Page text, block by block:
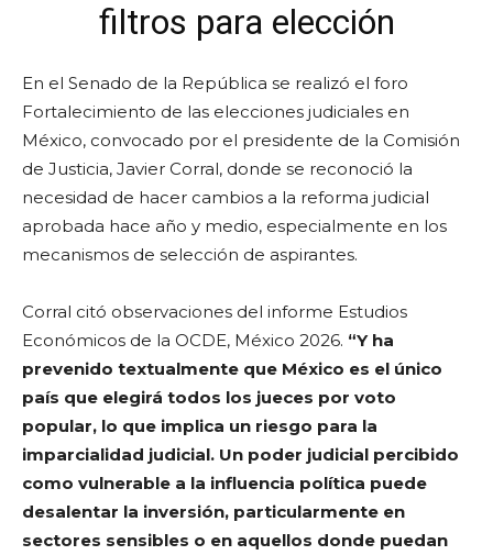
filtros para elección
En el Senado de la República se realizó el foro
Fortalecimiento de las elecciones judiciales en
México, convocado por el presidente de la Comisión
de Justicia, Javier Corral, donde se reconoció la
necesidad de hacer cambios a la reforma judicial
aprobada hace año y medio, especialmente en los
mecanismos de selección de aspirantes.
Corral citó observaciones del informe Estudios
Económicos de la OCDE, México 2026. “Y ha
prevenido textualmente que México es el único
país que elegirá todos los jueces por voto
popular, lo que implica un riesgo para la
imparcialidad judicial. Un poder judicial percibido
como vulnerable a la influencia política puede
desalentar la inversión, particularmente en
sectores sensibles o en aquellos donde puedan